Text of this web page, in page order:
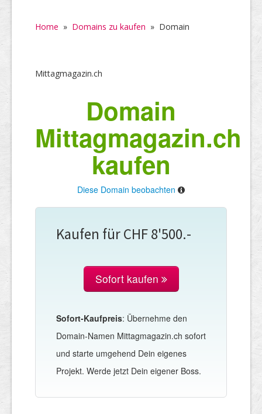
Home » Domains zu kaufen » Domain
Mittagmagazin.ch
Domain
Mittagmagazin.ch
kaufen
Diese Domain beobachten
Kaufen für CHF 8'500.-
Sofort kaufen
Sofort-Kaufpreis: Übernehme den
Domain-Namen Mittagmagazin.ch sofort
und starte umgehend Dein eigenes
Projekt. Werde jetzt Dein eigener Boss.